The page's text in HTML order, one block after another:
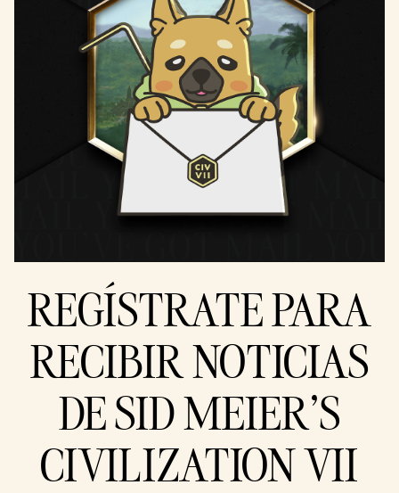
REGÍSTRATE PARA
RECIBIR NOTICIAS
DE SID MEIER'S
CIVILIZATION VII